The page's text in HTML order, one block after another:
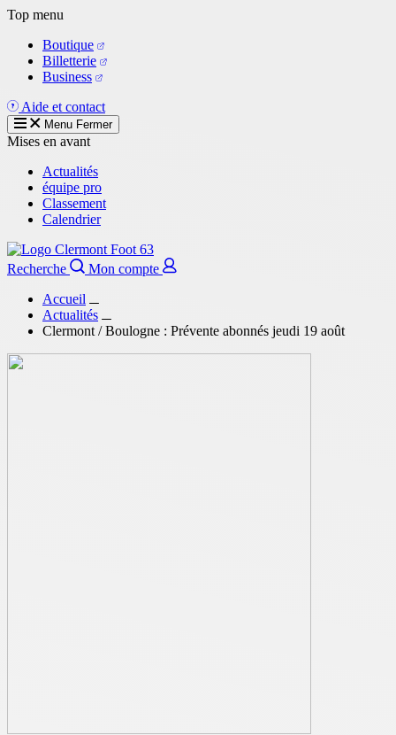
Aller
contenu
principal
Top menu
Boutique
Billetterie
Business
Aide et contact
Menu Fermer
Mises en avant
Actualités
équipe pro
Classement
Calendrier
Recherche
Mon compte
Accueil
Actualités
Clermont / Boulogne : Prévente abonnés jeudi 19 août